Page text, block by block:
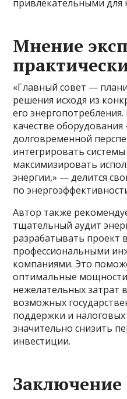
привлекательными для
Мнение
«Главный совет —
решения исходя из
его
качестве
долговременной
интегрировать
максимизировать
энергии,» — делится
по
Автор также
тщательный аудит
разрабатывать проект
профессиональными
компаниями. Это
оптимальные
нежелательных затрат
возможных
поддержки и
значительно снизить
инвестиции.
Заключение